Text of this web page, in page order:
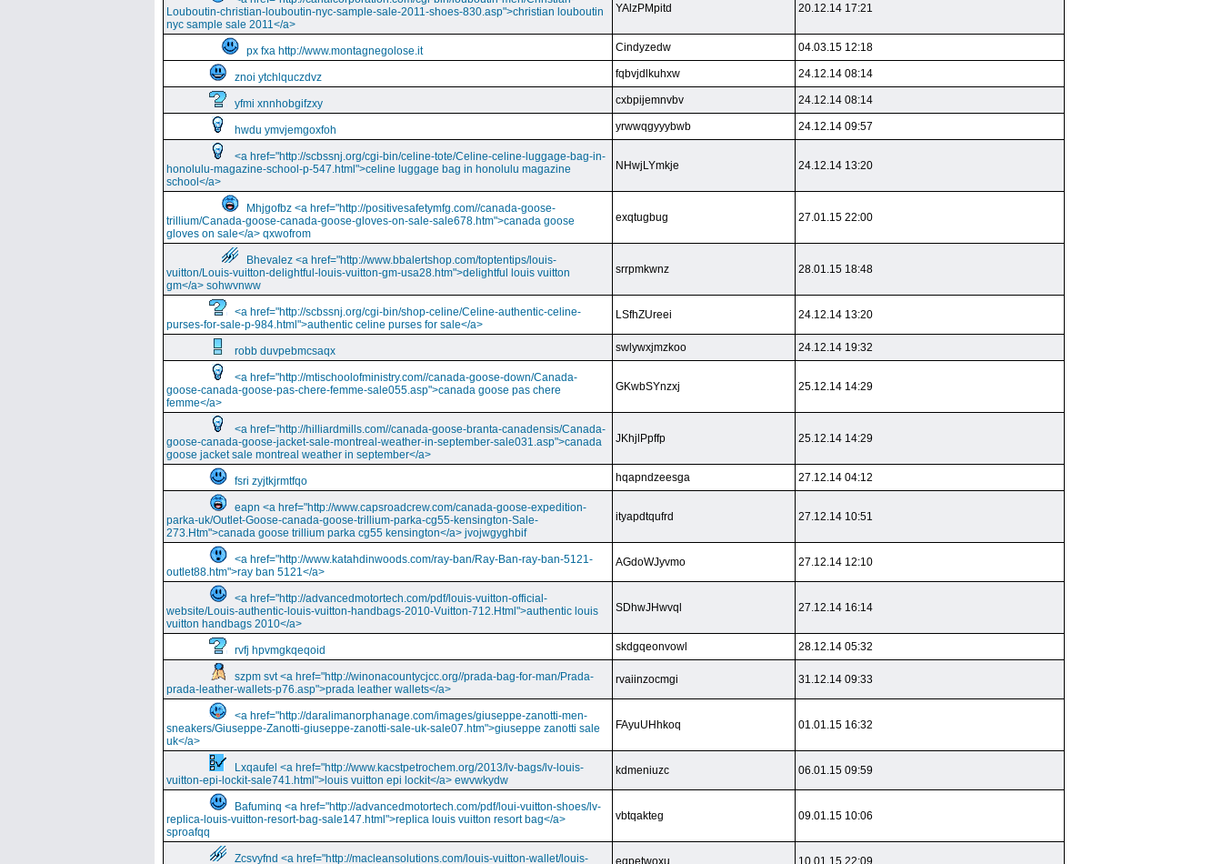
Louboutin-christian-louboutin-nyc-sample-sale-2011-shoes-830.asp">christian louboutin
nyc sample sale 2011</a>
YAlzPMpitd 20.12.14 17:21
px fxa http://www.montagnegolose.it Cindyzedw 04.03.15 12:18
znoi ytchlquczdvz fqbvjdlkuhxw 24.12.14 08:14
yfmi xnnhobgifzxy cxbpijemnvbv 24.12.14 08:14
hwdu ymvjemgoxfoh yrwwqgyyybwb 24.12.14 09:57
<a href="http://scbssnj.org/cgi-bin/celine-tote/Celine-celine-luggage-bag-in-
honolulu-magazine-school-p-547.html">celine luggage bag in honolulu magazine
school</a>
NHwjLYmkje 24.12.14 13:20
Mhjgofbz <a href="http://positivesafetymfg.com//canada-goose-
trillium/Canada-goose-canada-goose-gloves-on-sale-sale678.htm">canada goose
gloves on sale</a> qxwofrom
exqtugbug 27.01.15 22:00
Bhevalez <a href="http://www.bbalertshop.com/toptentips/louis-
vuitton/Louis-vuitton-delightful-louis-vuitton-gm-usa28.htm">delightful louis vuitton
gm</a> sohwvnww
srrpmkwnz 28.01.15 18:48
<a href="http://scbssnj.org/cgi-bin/shop-celine/Celine-authentic-celine-
purses-for-sale-p-984.html">authentic celine purses for sale</a>
LSfhZUreei 24.12.14 13:20
robb duvpebmcsaqx swlywxjmzkoo 24.12.14 19:32
<a href="http://mtischoolofministry.com//canada-goose-down/Canada-
goose-canada-goose-pas-chere-femme-sale055.asp">canada goose pas chere
femme</a>
GKwbSYnzxj 25.12.14 14:29
<a href="http://hilliardmills.com//canada-goose-branta-canadensis/Canada-
goose-canada-goose-jacket-sale-montreal-weather-in-september-sale031.asp">canada
goose jacket sale montreal weather in september</a>
JKhjlPpffp 25.12.14 14:29
fsri zyjtkjrmtfqo hqapndzeesga 27.12.14 04:12
eapn <a href="http://www.capsroadcrew.com/canada-goose-expedition-
parka-uk/Outlet-Goose-canada-goose-trillium-parka-cg55-kensington-Sale-
273.Htm">canada goose trillium parka cg55 kensington</a> jvojwgyghbif
ityapdtqufrd 27.12.14 10:51
<a href="http://www.katahdinwoods.com/ray-ban/Ray-Ban-ray-ban-5121-
outlet88.htm">ray ban 5121</a>
AGdoWJyvmo 27.12.14 12:10
<a href="http://advancedmotortech.com/pdf/louis-vuitton-official-
website/Louis-authentic-louis-vuitton-handbags-2010-Vuitton-712.Html">authentic louis
vuitton handbags 2010</a>
SDhwJHwvql 27.12.14 16:14
rvfj hpvmgkqeqoid skdgqeonvowl 28.12.14 05:32
szpm svt <a href="http://winonacountycjcc.org//prada-bag-for-man/Prada-
prada-leather-wallets-p76.asp">prada leather wallets</a>
rvaiinzocmgi 31.12.14 09:33
<a href="http://daralimanorphanage.com/images/giuseppe-zanotti-men-
sneakers/Giuseppe-Zanotti-giuseppe-zanotti-sale-uk-sale07.htm">giuseppe zanotti sale
uk</a>
FAyuUHhkoq 01.01.15 16:32
Lxqaufel <a href="http://www.kacstpetrochem.org/2013/lv-bags/lv-louis-
vuitton-epi-lockit-sale741.html">louis vuitton epi lockit</a> ewvwkydw
kdmeniuzc 06.01.15 09:59
Bafuminq <a href="http://advancedmotortech.com/pdf/loui-vuitton-shoes/lv-
replica-louis-vuitton-resort-bag-sale147.html">replica louis vuitton resort bag</a>
sproafqq
vbtqakteg 09.01.15 10:06
Zcsvyfnd <a href="http://macleansolutions.com/louis-vuitton-wallet/louis- eqpetwoxu 10.01.15 22:09